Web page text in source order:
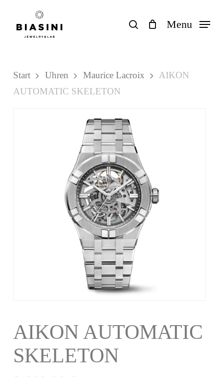
search Menu
Einkaufswagen
Close
Cart
Start Uhren Maurice Lacroix
AIKON
AUTOMATIC SKELETON
AIKON AUTOMATIC
SKELETON